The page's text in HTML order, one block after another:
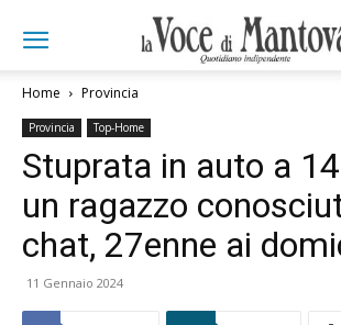
Home Provincia
Provincia Top-Home
Stuprata in auto a
un ragazzo
chat, 27enne ai
11 Gennaio 2024